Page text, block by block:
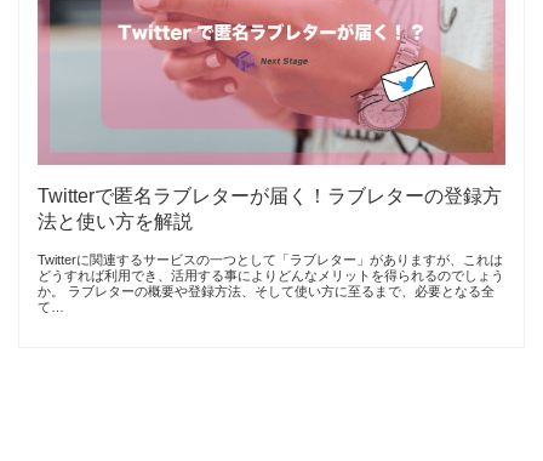
Twitterで匿名ラブレターが届く！ラブレターの登録方
法と使い方を解説
Twitterに関連するサービスの一つとして「ラブレター」がありますが、これは
どうすれば利用でき、活用する事によりどんなメリットを得られるのでしょう
か。 ラブレターの概要や登録方法、そして使い方に至るまで、必要となる全
て…